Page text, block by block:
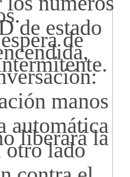
estado
de
manos
liberará la
otro lado